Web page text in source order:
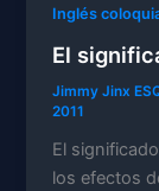
Inglés
El
Jimmy Jinx
2011
El
los efectos